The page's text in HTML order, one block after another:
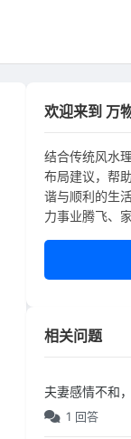
欢迎来到 万
结合传统风水
布局建议，帮
谐与顺利的生
力事业腾飞、
相关问题
夫妻感情不和
1 回答